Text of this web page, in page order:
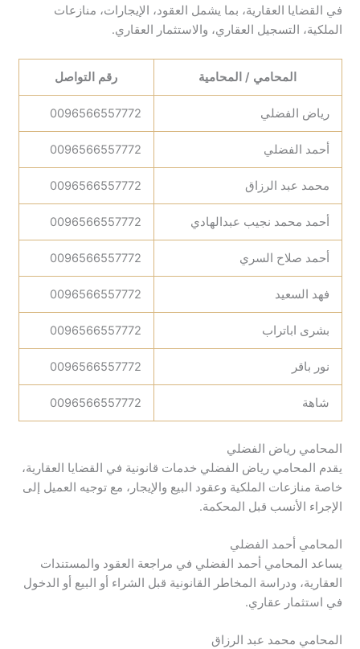
في القضايا العقارية، بما يشمل العقود، الإيجارات، منازعات
الملكية، التسجيل العقاري، والاستثمار العقاري.
المحامي / المحامية رقم التواصل
رياض الفضلي 0096566557772
أحمد الفضلي 0096566557772
محمد عبد الرزاق 0096566557772
أحمد محمد نجيب عبدالهادي 0096566557772
أحمد صلاح السري 0096566557772
فهد السعيد 0096566557772
بشرى اباتراب 0096566557772
نور باقر 0096566557772
شاهة 0096566557772
المحامي رياض الفضلي
يقدم المحامي رياض الفضلي خدمات قانونية في القضايا العقارية،
خاصة منازعات الملكية وعقود البيع والإيجار، مع توجيه العميل إلى
الإجراء الأنسب قبل المحكمة.
المحامي أحمد الفضلي
يساعد المحامي أحمد الفضلي في مراجعة العقود والمستندات
العقارية، ودراسة المخاطر القانونية قبل الشراء أو البيع أو الدخول
في استثمار عقاري.
المحامي محمد عبد الرزاق